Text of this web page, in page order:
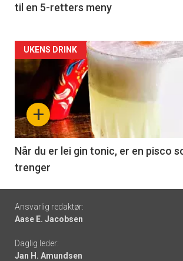
til en 5-retters meny
Forsiden
akkurat
nå
-
6
+
UKENS DRINK
Når du er lei gin tonic, er en pisco
trenger
Footer
-
links
Ansvarlig redaktør:
Aase E. Jacobsen
Daglig leder:
Jan H. Amundsen